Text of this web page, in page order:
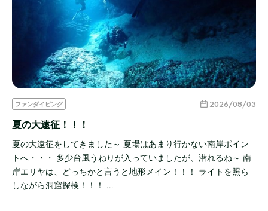
ファンダイビング 2026/08/03
夏の大遠征！！！
夏の大遠征をしてきました～ 夏場はあまり行かない南岸ポイン
トへ・・・ 多少台風うねりが入っていましたが、潜れるね～ 南
岸エリヤは、どっちかと言うと地形メイン！！！ ライトを照ら
しながら洞窟探検！！！ …